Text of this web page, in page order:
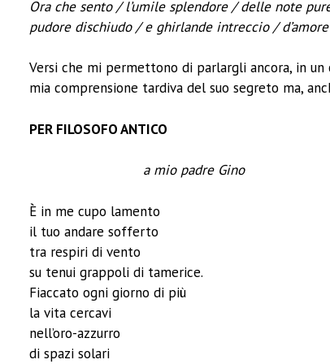
Ora che sento / l’umile splendore / delle note
pudore dischiudo / e ghirlande intreccio /
Versi che mi permettono di parlargli ancora, in
mia comprensione tardiva del suo segreto ma,
PER FILOSOFO ANTICO
a mio padre Gino
È in me cupo lamento
il tuo andare sofferto
tra respiri di vento
su tenui grappoli di tamerice.
Fiaccato ogni giorno di più
la vita cercavi
nell’oro-azzurro
di spazi solari